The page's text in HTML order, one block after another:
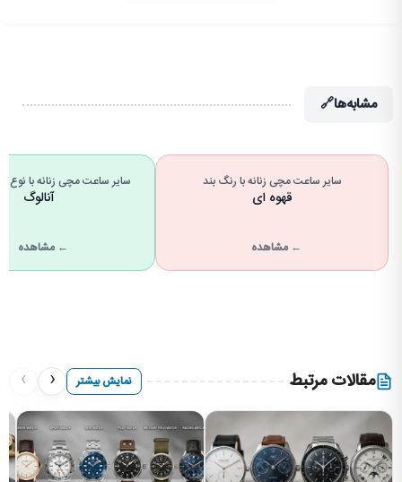
مشابه‌ها🔗
سایر ساعت مچی زنانه با رنگ بند
قهوه ای
← مشاهده
سایر ساعت مچی زنانه با
آنالوگ
← مشاهده
مقالات مرتبط نمایش بیشتر ‹
›